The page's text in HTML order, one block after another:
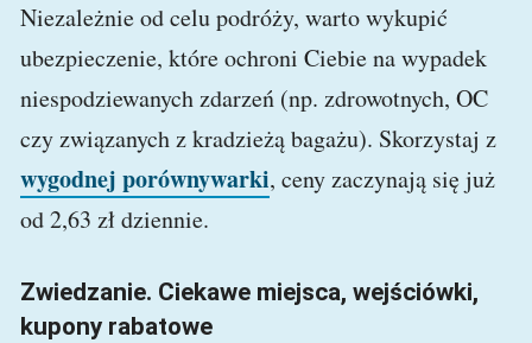
Niezależnie od celu podróży, warto wykupić
ubezpieczenie, które ochroni Ciebie na wypadek
niespodziewanych zdarzeń (np. zdrowotnych, OC
czy związanych z kradzieżą bagażu). Skorzystaj z
wygodnej porównywarki, ceny zaczynają się już
od 2,63 zł dziennie.
Zwiedzanie. Ciekawe miejsca, wejściówki,
kupony rabatowe